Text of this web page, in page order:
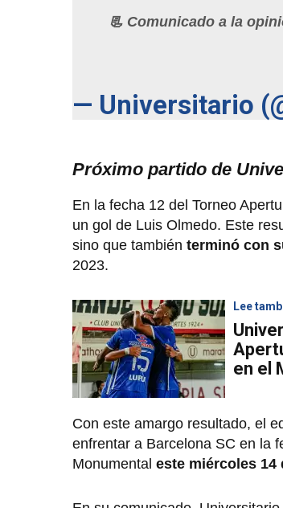
📃 Comunicado a la
— Universitario
Próximo partido de
En la fecha 12 del Torneo
un gol de Luis Olmedo. Este
sino que también terminó con
2023.
Lee
en el
Con este amargo resultado, el
enfrentar a Barcelona SC en la
Monumental este miércoles 14